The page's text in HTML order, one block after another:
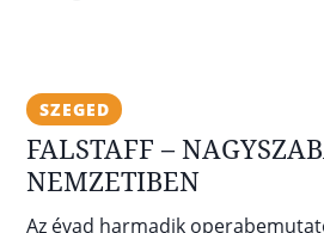
SZEGED
FALSTAFF –
NEMZETIBEN
Az évad harmadik